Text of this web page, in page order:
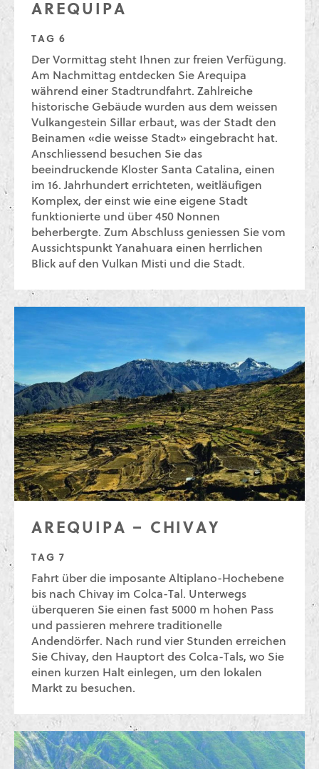
AREQUIPA
TAG 6
Der Vormittag steht Ihnen zur freien Verfügung.
Am Nachmittag entdecken Sie Arequipa
während einer Stadtrundfahrt. Zahlreiche
historische Gebäude wurden aus dem weissen
Vulkangestein Sillar erbaut, was der Stadt den
Beinamen «die weisse Stadt» eingebracht hat.
Anschliessend besuchen Sie das
beeindruckende Kloster Santa Catalina, einen
im 16. Jahrhundert errichteten, weitläufigen
Komplex, der einst wie eine eigene Stadt
funktionierte und über 450 Nonnen
beherbergte. Zum Abschluss geniessen Sie vom
Aussichtspunkt Yanahuara einen herrlichen
Blick auf den Vulkan Misti und die Stadt.
AREQUIPA – CHIVAY
TAG 7
Fahrt über die imposante Altiplano-Hochebene
bis nach Chivay im Colca-Tal. Unterwegs
überqueren Sie einen fast 5000 m hohen Pass
und passieren mehrere traditionelle
Andendörfer. Nach rund vier Stunden erreichen
Sie Chivay, den Hauptort des Colca-Tals, wo Sie
einen kurzen Halt einlegen, um den lokalen
Markt zu besuchen.